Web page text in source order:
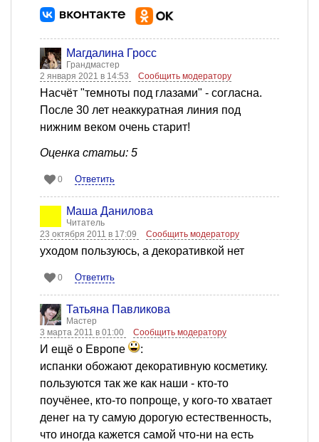
Магдалина Гросс
Грандмастер
2 января 2021 в 14:53
Сообщить модератору
Насчёт "темноты под глазами" - согласна.
После 30 лет неаккуратная линия под
нижним веком очень старит!
Оценка статьи: 5
0 Ответить
Маша Данилова
Читатель
23 октября 2011 в 17:09
Сообщить модератору
уходом пользуюсь, а декоративкой нет
0 Ответить
Татьяна Павликова
Мастер
3 марта 2011 в 01:00
Сообщить модератору
И ещё о Европе
:
испанки обожают декоративную косметику.
пользуются так же как наши - кто-то
поучёнее, кто-то попроще, у кого-то хватает
денег на ту самую дорогую естественность,
что иногда кажется самой что-ни на есть